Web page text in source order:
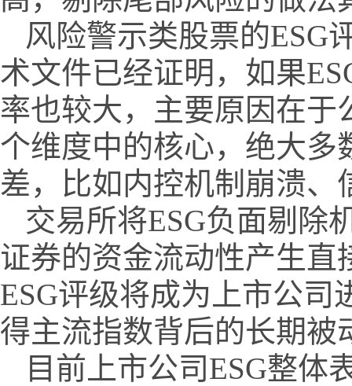
风险警示类股票的ESG
术文件已经证明，如果
率也较大，主要原因在于
个维度中的核心，绝大多
差，比如内控机制崩溃、
交易所将ESG负面剔除
证券的资金流动性产生
ESG评级将成为上市公司
得主流指数背后的长期被
目前上市公司ESG整体